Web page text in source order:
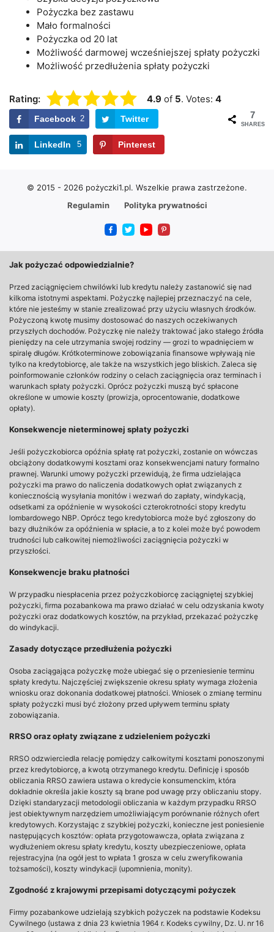
Pożyczka bez zastawu
Mało formalności
Pożyczka od 20 lat
Możliwość darmowej wcześniejszej spłaty pożyczki
Możliwość przedłużenia spłaty pożyczki
Rating: 4.9 of 5. Votes: 4
7
SHARES
Facebook 2 Twitter
LinkedIn 5 Pinterest
© 2015 - 2026 pożyczki1.pl. Wszelkie prawa zastrzeżone.
Regulamin
Polityka prywatności
Jak pożyczać odpowiedzialnie?
Przed zaciągnięciem chwilówki lub kredytu należy zastanowić się nad
kilkoma istotnymi aspektami. Pożyczkę najlepiej przeznaczyć na cele,
które nie jesteśmy w stanie zrealizować przy użyciu własnych środków.
Pożyczoną kwotę musimy dostosować do naszych oczekiwanych
przyszłych dochodów. Pożyczkę nie należy traktować jako stałego źródła
pieniędzy na cele utrzymania swojej rodziny — grozi to wpadnięciem w
spiralę długów. Krótkoterminowe zobowiązania finansowe wpływają nie
tylko na kredytobiorcę, ale także na wszystkich jego bliskich. Zaleca się
poinformowanie członków rodziny o celach zaciągnięcia oraz terminach i
warunkach spłaty pożyczki. Oprócz pożyczki muszą być spłacone
określone w umowie koszty (prowizja, oprocentowanie, dodatkowe
opłaty).
Konsekwencje nieterminowej spłaty pożyczki
Jeśli pożyczkobiorca opóźnia spłatę rat pożyczki, zostanie on wówczas
obciążony dodatkowymi kosztami oraz konsekwencjami natury formalno
prawnej. Warunki umowy pożyczki przewidują, że firma udzielająca
pożyczki ma prawo do naliczenia dodatkowych opłat związanych z
koniecznością wysyłania monitów i wezwań do zapłaty, windykacją,
odsetkami za opóźnienie w wysokości czterokrotności stopy kredytu
lombardowego NBP. Oprócz tego kredytobiorca może być zgłoszony do
bazy dłużników za opóźnienia w spłacie, a to z kolei może być powodem
trudności lub całkowitej niemożliwości zaciągnięcia pożyczki w
przyszłości.
Konsekwencje braku płatności
W przypadku niespłacenia przez pożyczkobiorcę zaciągniętej szybkiej
pożyczki, firma pozabankowa ma prawo działać w celu odzyskania kwoty
pożyczki oraz dodatkowych kosztów, na przykład, przekazać pożyczkę
do windykacji.
Zasady dotyczące przedłużenia pożyczki
Osoba zaciągająca pożyczkę może ubiegać się o przeniesienie terminu
spłaty kredytu. Najczęściej zwiększenie okresu spłaty wymaga złożenia
wniosku oraz dokonania dodatkowej płatności. Wniosek o zmianę terminu
spłaty pożyczki musi być złożony przed upływem terminu spłaty
zobowiązania.
RRSO oraz opłaty związane z udzieleniem pożyczki
RRSO odzwierciedla relację pomiędzy całkowitymi kosztami ponoszonymi
przez kredytobiorcę, a kwotą otrzymanego kredytu. Definicję i sposób
obliczania RRSO zawiera ustawa o kredycie konsumenckim, która
dokładnie określa jakie koszty są brane pod uwagę przy obliczaniu stopy.
Dzięki standaryzacji metodologii obliczania w każdym przypadku RRSO
jest obiektywnym narzędziem umożliwiającym porównanie różnych ofert
kredytowych. Korzystając z szybkiej pożyczki, konieczne jest poniesienie
następujących kosztów: opłata przygotowawcza, opłata związana z
wydłużeniem okresu spłaty kredytu, koszty ubezpieczeniowe, opłata
rejestracyjna (na ogół jest to wpłata 1 grosza w celu zweryfikowania
tożsamości), koszty windykacji (upomnienia, monity).
Zgodność z krajowymi przepisami dotyczącymi pożyczek
Firmy pozabankowe udzielają szybkich pożyczek na podstawie Kodeksu
Cywilnego (ustawa z dnia 23 kwietnia 1964 r. Kodeks cywilny, Dz. U. nr 16